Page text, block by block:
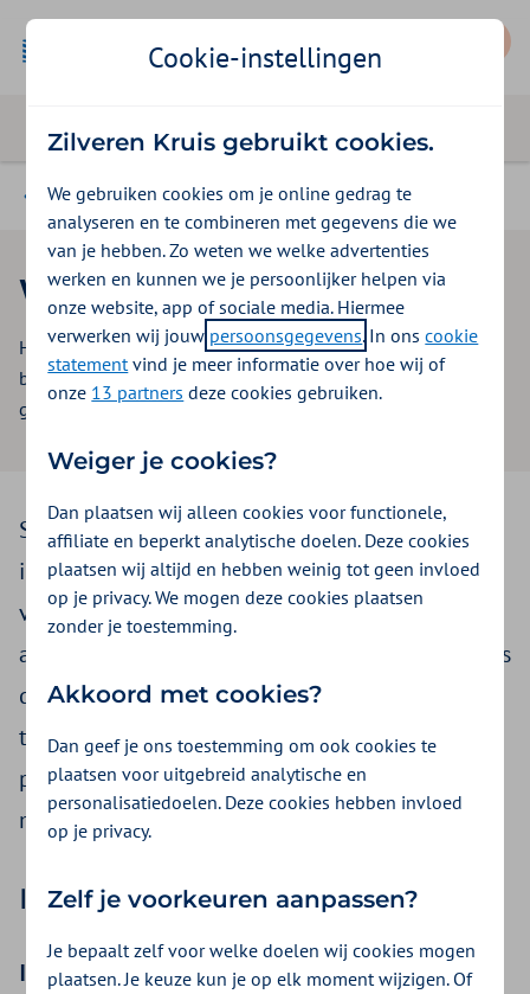
Magazine
Werkstress verminderen
Help jij je medewerkers hun grenzen aan te geven? Goed
bezig! We helpen je met praktische tips. Want gezondheid
gaat over veel meer dan je denkt.
Stress is de nummer 1 veroorzaker van verzuim
in Nederland. Wie te vaak of langdurig last heeft
van werkdruk of werkstress, loopt het risico op
allerlei psychische en fysieke klachten. Daarom is
de werkomgeving een logische plek om dit aan
te pakken. We helpen je met inspiratie en
praktische tips. Want gezondheid gaat over veel
meer dan je denkt.
Inspiratie tegen werkstress
Interessante artikelen
Cookie-instellingen
Zilveren Kruis gebruikt cookies.
We gebruiken cookies om je online gedrag te
analyseren en te combineren met gegevens die we
van je hebben. Zo weten we welke advertenties
werken en kunnen we je persoonlijker helpen via
onze website, app of sociale media. Hiermee
verwerken wij jouw persoonsgegevens. In onscookie
statementvind je meer informatie over hoe wij of
onze 13 partners deze cookies gebruiken.
Weiger je cookies?
Dan plaatsen wij alleen cookies voor functionele,
affiliate en beperkt analytische doelen. Deze cookies
plaatsen wij altijd en hebben weinig tot geen invloed
op je privacy. We mogen deze cookies plaatsen
zonder je toestemming.
Akkoord met cookies?
Dan geef je ons toestemming om ook cookies te
plaatsen voor uitgebreid analytische en
personalisatiedoelen. Deze cookies hebben invloed
op je privacy.
Zelf je voorkeuren aanpassen?
Je bepaalt zelf voor welke doelen wij cookies mogen
plaatsen. Je keuze kun je op elk moment wijzigen. Of